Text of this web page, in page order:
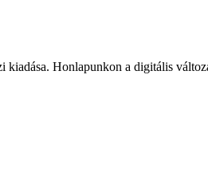
kiadása. Honlapunkon a digitális